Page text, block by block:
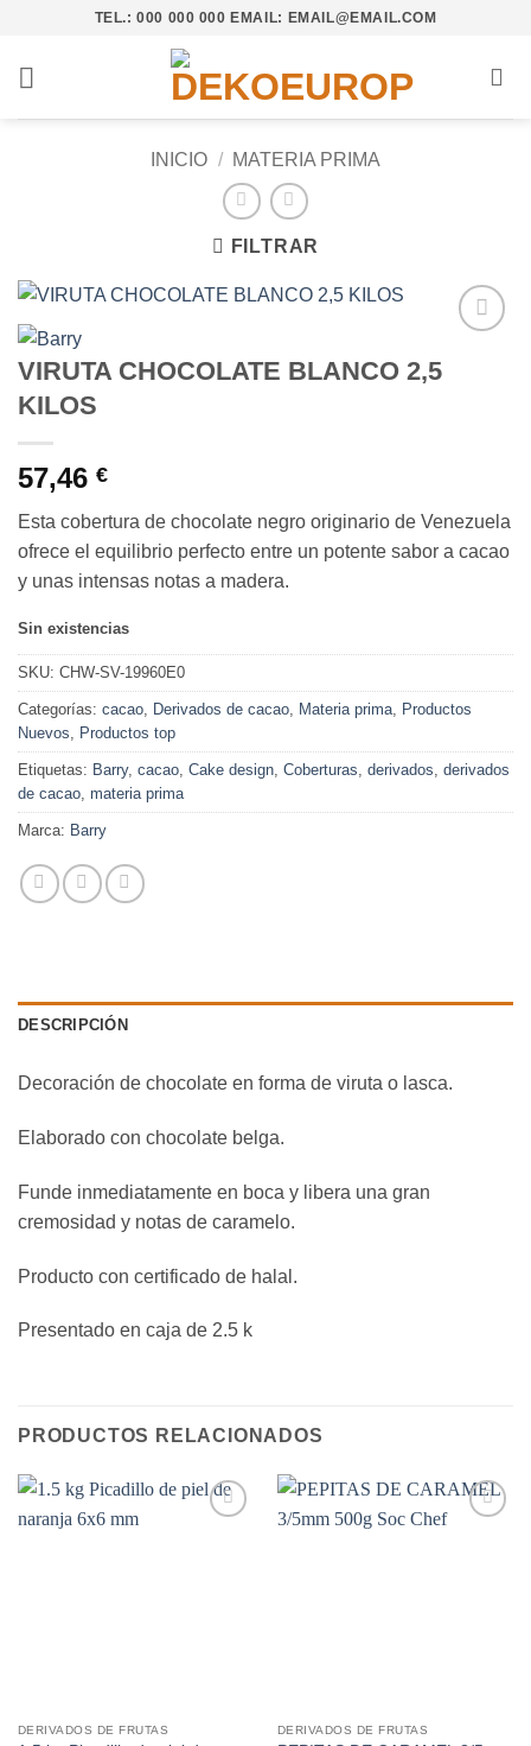
contenido
TEL.: 000 000 000 EMAIL: EMAIL@EMAIL.COM
INICIO / MATERIA PRIMA
FILTRAR
VIRUTA CHOCOLATE BLANCO 2,5
KILOS
57,46 €
Esta cobertura de chocolate negro originario de Venezuela
ofrece el equilibrio perfecto entre un potente sabor a cacao
y unas intensas notas a madera.
Sin existencias
SKU: CHW-SV-19960E0
Categorías: cacao, Derivados de cacao, Materia prima, Productos
Nuevos, Productos top
Etiquetas: Barry, cacao, Cake design, Coberturas, derivados, derivados
de cacao, materia prima
Marca: Barry
DESCRIPCIÓN
Decoración de chocolate en forma de viruta o lasca.
Elaborado con chocolate belga.
Funde inmediatamente en boca y libera una gran
cremosidad y notas de caramelo.
Producto con certificado de halal.
Presentado en caja de 2.5 k
PRODUCTOS RELACIONADOS
DERIVADOS DE FRUTAS DERIVADOS DE FRUTAS